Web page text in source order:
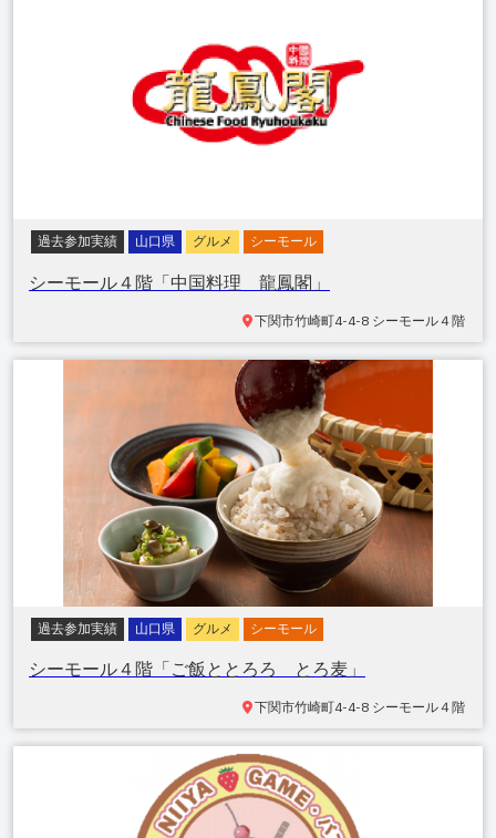
過去参加実績 山口県 グルメ シーモール
シーモール４階「中国料理 龍鳳閣」
下関市竹崎町4-4-8 シーモール４階
過去参加実績 山口県 グルメ シーモール
シーモール４階「ご飯ととろろ とろ麦」
下関市竹崎町4-4-8 シーモール４階